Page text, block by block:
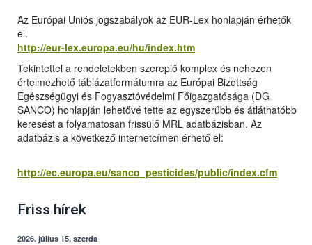
Az Európai Uniós jogszabályok az EUR-Lex honlapján érhetők
el.
http://eur-lex.europa.eu/hu/index.htm
Tekintettel a rendeletekben szereplő komplex és nehezen
értelmezhető táblázatformátumra az Európai Bizottság
Egészségügyi és Fogyasztóvédelmi Főigazgatósága (DG
SANCO) honlapján lehetővé tette az egyszerűbb és átláthatóbb
keresést a folyamatosan frissülő MRL adatbázisban. Az
adatbázis a következő internetcímen érhető el:
http://ec.europa.eu/sanco_pesticides/public/index.cfm
Friss hírek
2026. július 15, szerda